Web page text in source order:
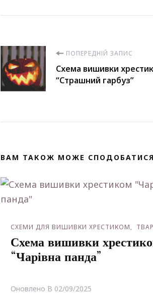
Навігація
по
ПОПЕРЕДНІЙ ЗАПИС
Схема вишивки
“Страшний гарбуз”
ВАМ ТАКОЖ МОЖЕ
СХЕМИ ДЛЯ ВИШИВКИ ХРЕСТИКОМ
Схема вишивки
“Чарівна панда”
Оновлено В 02/09/2025